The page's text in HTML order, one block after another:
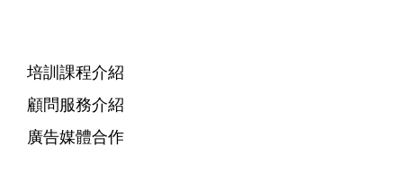
培訓課程介紹
顧問服務介紹
廣告媒體合作